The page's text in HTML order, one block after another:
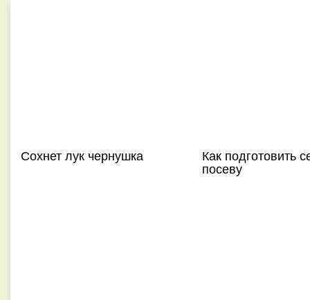
Сохнет лук чернушка Как подготовить
посеву